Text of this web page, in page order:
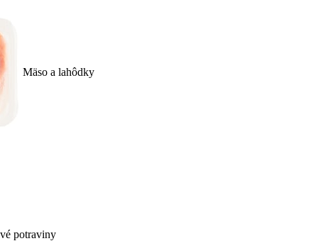
Mäso a lahôdky
potraviny